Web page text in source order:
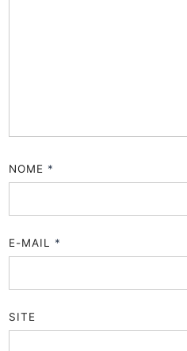
NOME *
E-MAIL *
SITE